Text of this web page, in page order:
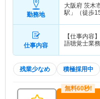
勤務地
大阪府 茨木
駅」（徒歩15
仕事内容
【仕事内容
語聴覚士業
残業少なめ 積極採用中